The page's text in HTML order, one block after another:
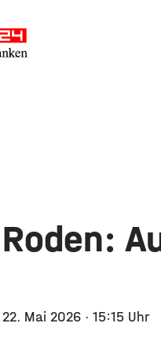
Roden:
22. Mai 2026 · 15:15 Uhr